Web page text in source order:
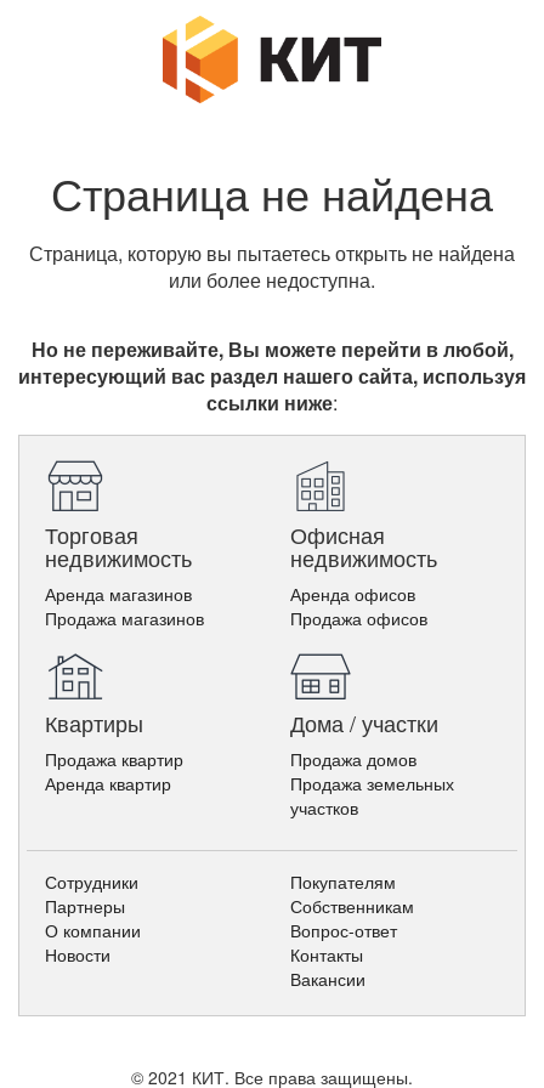
Страница не найдена
Страница, которую вы пытаетесь открыть не найдена
или более недоступна.
Но не переживайте, Вы можете перейти в любой,
интересующий вас раздел нашего сайта, используя
ссылки ниже:
Торговая
недвижимость
Аренда магазинов
Продажа магазинов
Офисная
недвижимость
Аренда офисов
Продажа офисов
Квартиры
Продажа квартир
Аренда квартир
Дома / участки
Продажа домов
Продажа земельных
участков
Сотрудники
Партнеры
Покупателям
Собственникам
О компании
Новости
Вопрос-ответ
Контакты
Вакансии
© 2021 КИТ. Все права защищены.